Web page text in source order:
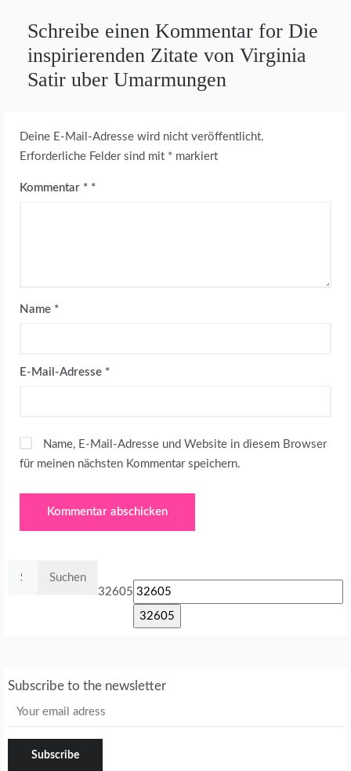
Schreibe einen Kommentar for Die
inspirierenden Zitate von Virginia
Satir uber Umarmungen
Deine E-Mail-Adresse wird nicht veröffentlicht.
Erforderliche Felder sind mit * markiert
Kommentar *
Name *
E-Mail-Adresse *
Name, E-Mail-Adresse und Website in diesem Browser
für meinen nächsten Kommentar speichern.
32605
Subscribe to the newsletter